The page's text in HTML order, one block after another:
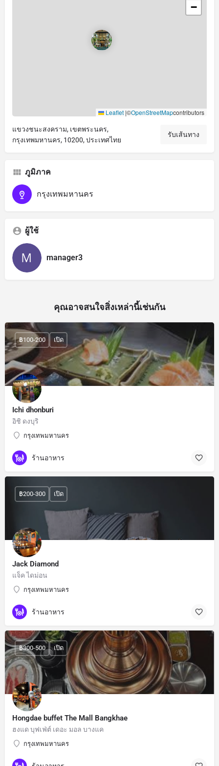
−
Leaflet |©OpenStreetMapcontributors
แขวงชนะสงคราม, เขตพระนคร,
กรุงเทพมหานคร, 10200, ประเทศไทย
รับเส้นทาง
ภูมิภาค
กรุงเทพมหานคร
ผู้ใช้
manager3
คุณอาจสนใจสิ่งเหล่านี้เช่นกัน
Ichi dhonburi
อิชิ ดงบุริ
กรุงเทพมหานคร
฿100-200 เปิด
ร้านอาหาร
Jack Diamond
แจ็ค ไดม่อน
กรุงเทพมหานคร
฿200-300 เปิด
ร้านอาหาร
Hongdae buffet The Mall Bangkhae
ฮงแด บุฟเฟ่ต์ เดอะ มอล บางแค
กรุงเทพมหานคร
฿300-500 เปิด